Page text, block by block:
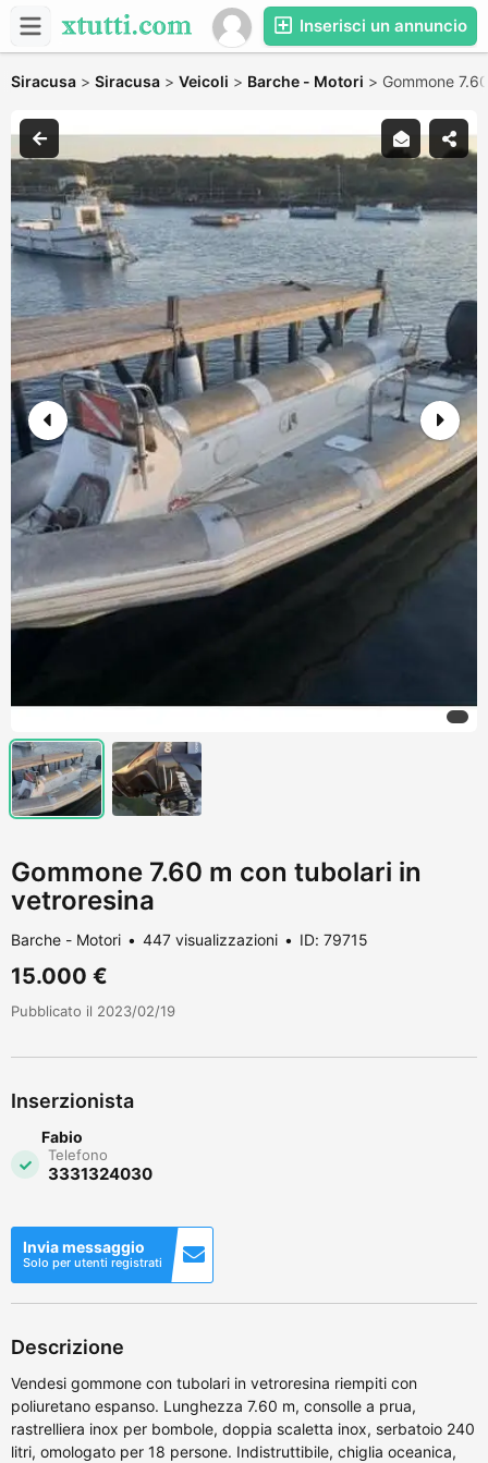
Inserisci un annuncio
Siracusa > Siracusa > Veicoli > Barche - Motori > Gommone
Gommone 7.60 m con tubolari in
vetroresina
Barche - Motori 447 visualizzazioni ID: 79715
15.000 €
Pubblicato il 2023/02/19
Inserzionista
Fabio
Telefono
3331324030
Invia messaggio
Solo per utenti registrati
Descrizione
Vendesi gommone con tubolari in vetroresina riempiti con
poliuretano espanso. Lunghezza 7.60 m, consolle a prua,
rastrelliera inox per bombole, doppia scaletta inox, serbatoio 240
litri, omologato per 18 persone. Indistruttibile, chiglia oceanica,